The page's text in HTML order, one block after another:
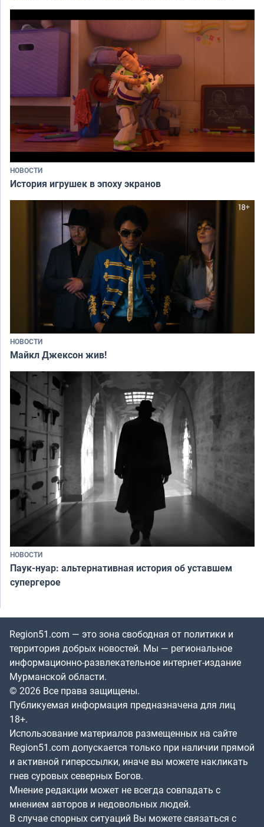
НОВОСТИ
История игрушек в эпоху экранов
НОВОСТИ
Майкл Джексон жив!
НОВОСТИ
Паук-нуар: альтернативная история об уставшем
супергерое
Region51.com — это зона свободная от политики и
территория добрых новостей. Мы — региональное
информационно-развлекательное интернет-издание
Мурманской области.
© 2026 Все права защищены.
Публикуемая информация предназначена для лиц
18+.
Использование материалов размещенных на сайте
Region51.com допускается только при наличии прямой
и активной гиперссылки, иначе вы можете накликать
гнев суровых северных Богов.
Мнение редакции может не всегда совпадать с
мнением авторов и недовольных людей.
В случае спорных ситуаций Вы можете связаться с